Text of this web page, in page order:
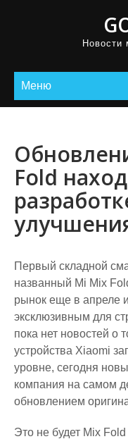
Новости
Меню
Fold
Первый складной
названный Mi Mix
рынок еще в апреле
эксклюзивным для
пока нет новостей о
устройства Xiaomi
уровне, сегодня
компания на самом
обновлением
Это не будет Mix